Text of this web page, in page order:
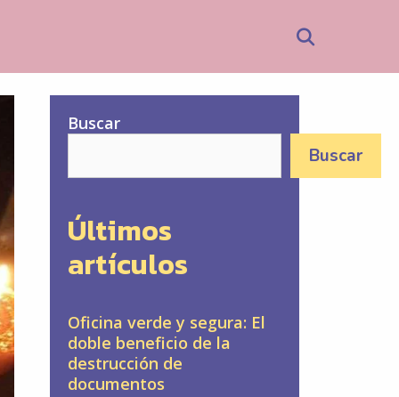
Buscar
Buscar
Últimos
artículos
Oficina verde y segura: El
doble beneficio de la
destrucción de
documentos